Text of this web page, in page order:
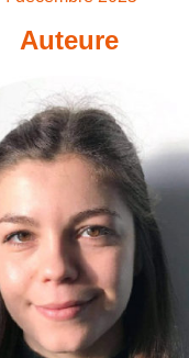
Auteure